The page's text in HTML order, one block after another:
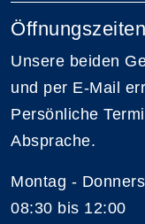
Öffnungszeiten
Unsere beiden
und per E-Mail
Persönliche
Absprache.
Montag -
08:30 bis 12:00